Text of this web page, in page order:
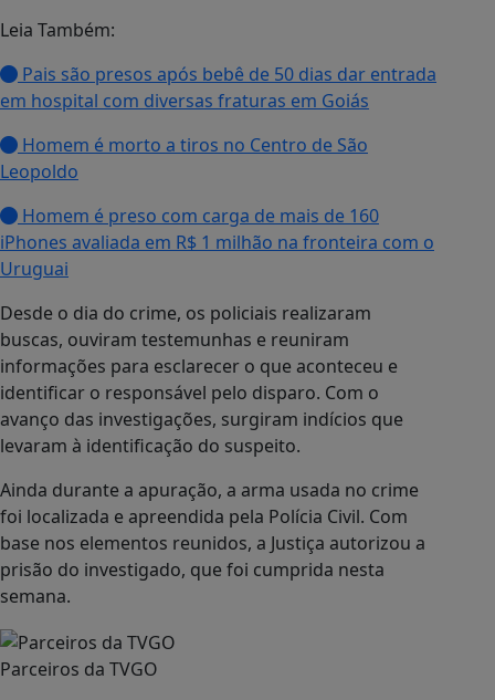
Leia Também:
Pais são presos após bebê de 50 dias dar entrada
em hospital com diversas fraturas em Goiás
Homem é morto a tiros no Centro de São
Leopoldo
Homem é preso com carga de mais de 160
iPhones avaliada em R$ 1 milhão na fronteira com o
Uruguai
Desde o dia do crime, os policiais realizaram
buscas, ouviram testemunhas e reuniram
informações para esclarecer o que aconteceu e
identificar o responsável pelo disparo. Com o
avanço das investigações, surgiram indícios que
levaram à identificação do suspeito.
Ainda durante a apuração, a arma usada no crime
foi localizada e apreendida pela Polícia Civil. Com
base nos elementos reunidos, a Justiça autorizou a
prisão do investigado, que foi cumprida nesta
semana.
Parceiros da TVGO